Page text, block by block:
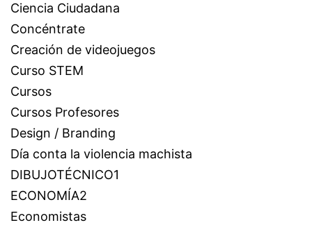
Ciencia Ciudadana
Concéntrate
Creación de videojuegos
Curso STEM
Cursos
Cursos Profesores
Design / Branding
Día conta la violencia machista
DIBUJOTÉCNICO1
ECONOMÍA2
Economistas